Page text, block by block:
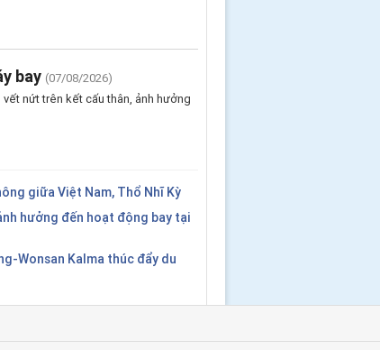
bay (07/08/2026)
nứt trên kết cấu thân, ảnh hưởng
giữa Việt Nam, Thổ Nhĩ Kỳ
hưởng đến hoạt động bay tại
Wonsan Kalma thúc đẩy du